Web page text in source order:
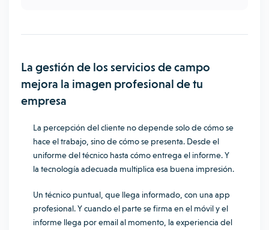
La gestión de los servicios de campo
mejora la imagen profesional de tu
empresa
La percepción del cliente no depende solo de cómo se
hace el trabajo, sino de cómo se presenta. Desde el
uniforme del técnico hasta cómo entrega el informe. Y
la tecnología adecuada multiplica esa buena impresión.
Un técnico puntual, que llega informado, con una app
profesional. Y cuando el parte se firma en el móvil y el
informe llega por email al momento, la experiencia del